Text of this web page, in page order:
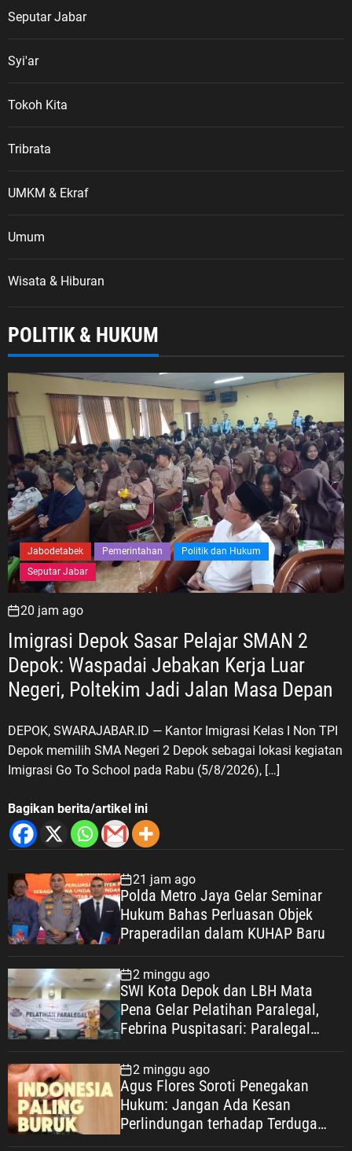
Seputar Jabar
Syi'ar
Tokoh Kita
Tribrata
UMKM & Ekraf
Umum
Wisata & Hiburan
POLITIK & HUKUM
Jabodetabek Pemerintahan
Politik dan Hukum
Seputar Jabar
20 jam ago
Imigrasi Depok Sasar Pelajar SMAN 2
Depok: Waspadai Jebakan Kerja Luar
DEPOK, SWARAJABAR.ID — Kantor Imigrasi Kelas I Non TPI
Depok memilih SMA Negeri 2 Depok sebagai lokasi kegiatan
Imigrasi Go To School pada Rabu (5/8/2026), […]
Bagikan berita/artikel ini
21 jam ago
Polda Metro Jaya Gelar Seminar
Hukum Bahas Perluasan Objek
Praperadilan dalam KUHAP Baru
2 minggu ago
SWI Kota Depok dan LBH Mata
Pena Gelar Pelatihan Paralegal,
Febrina Puspitasari: Paralegal
Keadilan Warga Depok
2 minggu ago
Agus Flores Soroti Penegakan
Hukum: Jangan Ada Kesan
Perlindungan terhadap Terduga